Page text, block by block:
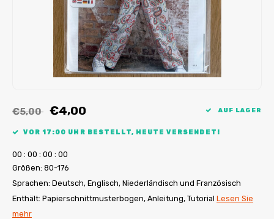
My Image Tutorials
My Image Korrekturen
B-Trendy Korrekturen
Applikationen
Ebook Plotservice
€5,00 €4,00 AUF LAGER
VOR 17:00 UHR BESTELLT, HEUTE VERSENDET!
00 : 00 : 00 : 00
Größen: 80-176
Sprachen: Deutsch, Englisch, Niederländisch und Französisch
Enthält: Papierschnittmusterbogen, Anleitung, Tutorial Lesen Sie
mehr